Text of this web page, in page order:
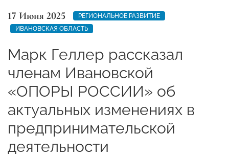
17 Июня 2025
РЕГИОНАЛЬНОЕ РАЗВИТИЕ
ИВАНОВСКАЯ ОБЛАСТЬ
Марк Геллер рассказал
членам Ивановской
«ОПОРЫ РОССИИ» об
актуальных изменениях в
предпринимательской
деятельности